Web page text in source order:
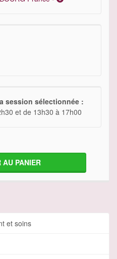
session sélectionnée :
et de 13h30 à 17h00
AU PANIER
et soins